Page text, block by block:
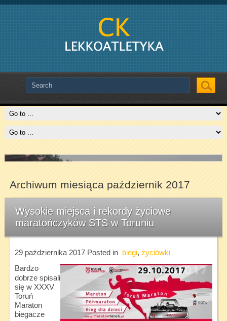
Slide # 2
Czytaj więcej
Slide # 3
Czytaj więcej
Archiwum miesiąca październik 2017
Wysokie miejsca i rekordy życiowe
maratończyków STS w Toruniu
29 października 2017Posted in biegi, życiówki
Bardzo
dobrze spisali
się w XXXV
Toruń
Maraton
biegacze